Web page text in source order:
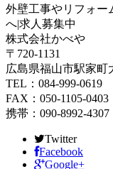
外壁工事やリフォー
へ|求人募集中
株式会社かべや
〒720-1131
広島県福山市駅家町
TEL：084-999-0619
FAX：050-1105-0403
携帯：090-8992-4307
Twitter
Facebook
Google+